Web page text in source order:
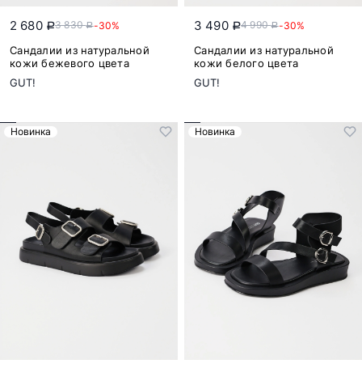
2 680 a3 830a-30%
Сандалии из натуральной
кожи бежевого цвета
GUT!
3 490 a4 990a-30%
Сандалии из натуральной
кожи белого цвета
GUT!
Новинка Новинка